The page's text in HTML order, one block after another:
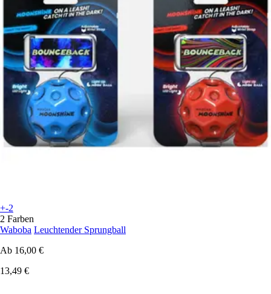
+-2
2 Farben
Waboba Leuchtender Sprungball
Ab 16,00 €
13,49 €